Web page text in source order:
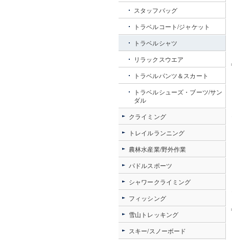
スタッフバッグ
トラベルコート/ジャケット
トラベルシャツ
リラックスウエア
トラベルパンツ＆スカート
トラベルシューズ・ブーツ/サン
ダル
クライミング
トレイルランニング
農林水産業/野外作業
パドルスポーツ
シャワークライミング
フィッシング
雪山トレッキング
スキー/スノーボード